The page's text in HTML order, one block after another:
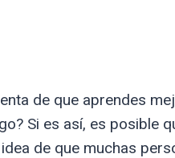
de que aprendes
Si es así, es posible
de que muchas